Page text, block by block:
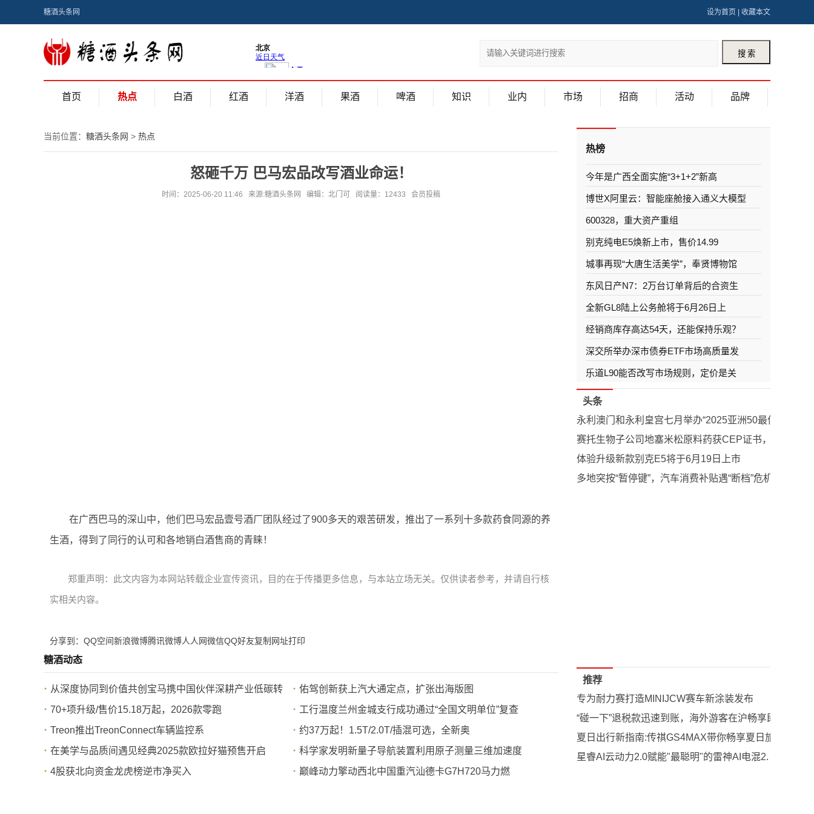
糖酒头条网 设为首页 收藏本文
首页 热点 白酒 红酒 洋酒 果酒 啤酒 知识 业内 市场 招商 活动 品牌
当前位置： 糖酒头条网 > 热点
怒砸千万 巴马宏品改写酒业命运！
时间：2025-06-20 11:46 来源:糖酒头条网 编辑：北门可 阅读量：12433 会员投稿
在广西巴马的深山中，他们巴马宏品壹号酒厂团队经过了900多天的艰苦研发，推出了一系列十多款药食同源的养
生酒，得到了同行的认可和各地销白酒售商的青睐！
郑重声明：此文内容为本网站转载企业宣传资讯，目的在于传播更多信息，与本站立场无关。仅供读者参考，并请自行核
实相关内容。
分享到： QQ空间新浪微博腾讯微博人人网微信QQ好友复制网址打印
糖酒动态
从深度协同到价值共创宝马携中国伙伴深耕产业低碳转
佑驾创新获上汽大通定点，扩张出海版图
70+项升级/售价15.18万起，2026款零跑
工行温度兰州金城支行成功通过“全国文明单位”复查
Treon推出TreonConnect车辆监控系
约37万起！1.5T/2.0T/插混可选，全新奥
在美学与品质间遇见经典2025款欧拉好猫预售开启
科学家发明新量子导航装置利用原子测量三维加速度
4股获北向资金龙虎榜逆市净买入
巅峰动力擎动西北中国重汽汕德卡G7H720马力燃
热榜
今年是广西全面实施“3+1+2”新高
博世X阿里云：智能座舱接入通义大模型
600328，重大资产重组
别克纯电E5焕新上市，售价14.99
城事再现“大唐生活美学”，奉贤博物馆
东风日产N7：2万台订单背后的合资生
全新GL8陆上公务舱将于6月26日上
经销商库存高达54天，还能保持乐观？
深交所举办深市债券ETF市场高质量发
乐道L90能否改写市场规则，定价是关
头条
永利澳门和永利皇宫七月举办“2025亚洲50最佳酒吧
赛托生物子公司地塞米松原料药获CEP证书，有效期五
体验升级新款别克E5将于6月19日上市
多地突按“暂停键”，汽车消费补贴遇“断档”危机？
推荐
专为耐力赛打造MINIJCW赛车新涂装发布
“碰一下”退税款迅速到账，海外游客在沪畅享即买即退
夏日出行新指南:传祺GS4MAX带你畅享夏日旅程
星睿AI云动力2.0赋能"最聪明"的雷神AI电混2.